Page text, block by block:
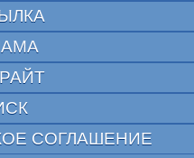
СОГЛАШЕНИЕ